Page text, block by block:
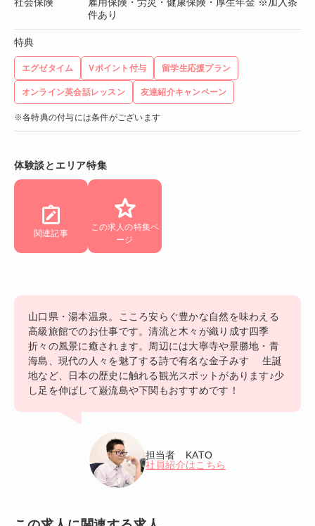
社会保険
雇用保険・労災・健康保険・厚生年金 ※加入条
件あり
特典
エグゼタイム Vポイント付与 留学生応援プラン
オンライン英会話レッスン 友達紹介キャンペーン
※各特典の付与には条件がございます
体験談とエリア特集
関連記事
この求人の特集ペ
ージ
山口県・湯本温泉。こころ安らぐ豊かな自然を味わえる
高級旅館でのお仕事です。清流と木々が織り成す四季
折々の風景に癒されます。周辺には大寧寺や景勝地・青
海島、現代の人々を魅了する詩で有名な金子みすゞ 生誕
地など、日本の歴史に触れる観光スポットがあります♪少
し足を伸ばして巌流島や下関もおすすめです！
担当者 KATO
社員紹介はこちら